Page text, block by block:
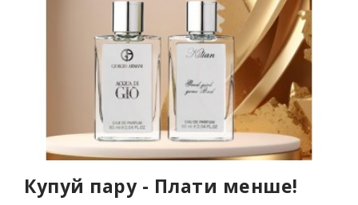
Купуй пару - Плати менше!